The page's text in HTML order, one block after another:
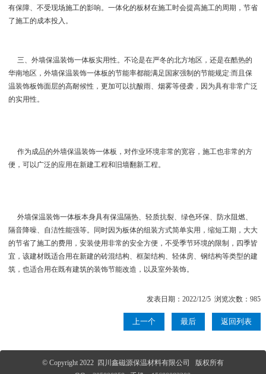
有保障、不受现场施工的影响。一体化的板材在施工时会提高施工的周期，节省
了施工的成本投入。
三、外墙保温装饰一体板实用性。不论是在严冬的北方地区，还是在酷热的
华南地区，外墙保温装饰一体板的节能率都能满足国家强制的节能规定:而且保
温装饰板饰面层的高耐候性，更加可以抗酸雨、烟雾等侵袭，因为具有非常广泛
的实用性。
作为成品的外墙保温装饰一体板，对作业环境非常的宽容，施工也非常的方
便，可以广泛的应用在新建工程和旧墙翻新工程。
外墙保温装饰一体板本身具有保温隔热、轻质抗裂、绿色环保、防水阻燃、
隔音降噪、自洁性能强等。同时因为板体的组装方式简单实用，缩短工期，大大
的节省了施工的费用，安装使用非常的安全方便，不受季节环境的限制，四季皆
宜，该建材既适合用在新建的砖混结构、框架结构、轻体房、钢结构等类型的建
筑，也适合用在既有建筑的装饰节能改造，以及室外装饰。
发表日期：2022/12/5 浏览次数：985
上一个 最后 返回列表
© Copyright 2022 四川鑫磁源保温材料有限公司 版权所有